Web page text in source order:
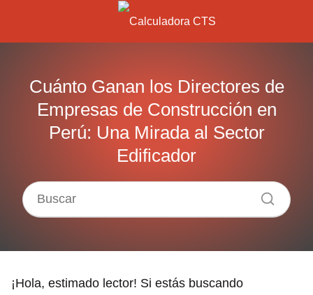
Cuánto Ganan los Directores de
Empresas de Construcción en
Perú: Una Mirada al Sector
Edificador
¡Hola, estimado lector! Si estás buscando